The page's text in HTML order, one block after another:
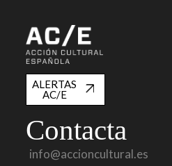
ALERTAS
AC/E
Contacta
info@accioncultural.es